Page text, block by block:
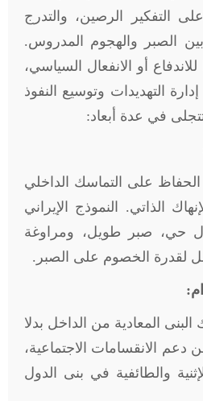
التفكير الرصين، والتدرج
الصبر والهجوم المدروس.
أو الانفعال السياسي،
التهديدات وتوسيع النفوذ
في عدة أبعاد:
الحفاظ على التماسك الداخلي
الذاتي. النموذج الإيراني
حي، صبر طويل، ومراوغة
لقدرة الخصوم على الصبر.
البنى المعادية من الداخل بدلا
الانقسامات الاجتماعية،
والطائفية في بنى الدول